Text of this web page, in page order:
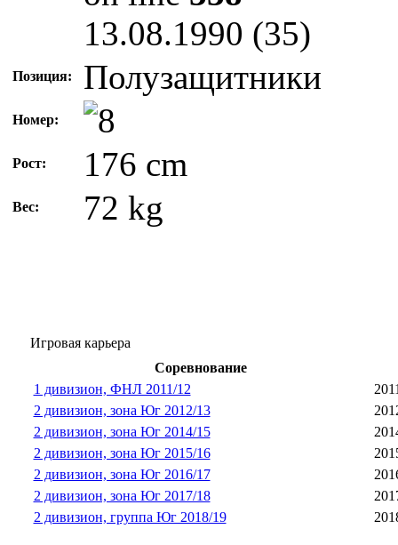
13.08.1990 (35)
Позиция: Полузащитники
Номер:
Рост: 176 cm
Вес: 72 kg
Игровая карьера
Соревнование
1 дивизион, ФНЛ 2011/12
2 дивизион, зона Юг 2012/13
2 дивизион, зона Юг 2014/15
2 дивизион, зона Юг 2015/16
2 дивизион, зона Юг 2016/17
2 дивизион, зона Юг 2017/18
2 дивизион, группа Юг 2018/19